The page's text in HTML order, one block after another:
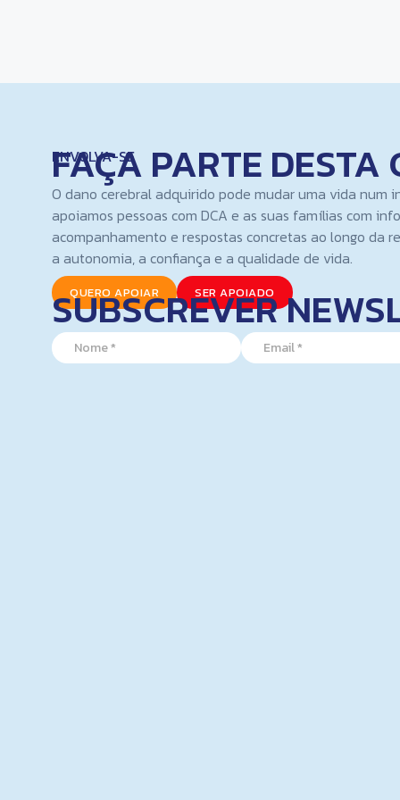
ENVOLVA-SE
FAÇA PARTE DESTA
O dano cerebral adquirido pode mudar uma vida num
apoiamos pessoas com DCA e as suas famílias com
acompanhamento e respostas concretas ao longo da
a autonomia, a confiança e a qualidade de vida.
QUERO APOIAR SER APOIADO
SUBSCREVER
N
a
m
N
a
E
m